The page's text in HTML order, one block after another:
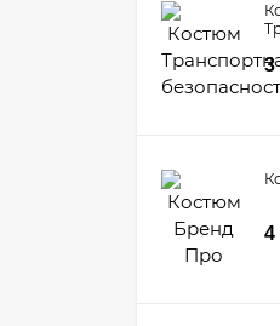
3
4